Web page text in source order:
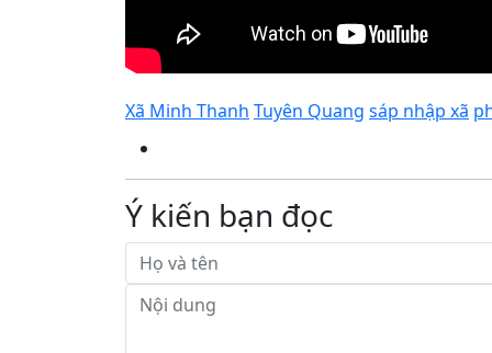
Xã Minh Thanh Tuyên Quang sáp nhập xã
Ý kiến bạn đọc